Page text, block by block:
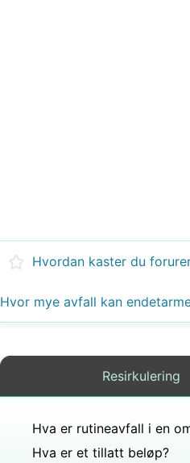
Resirkulering
Hva er et tillatt beløp?